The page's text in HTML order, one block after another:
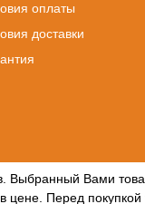
оплаты
доставки
Выбранный Вами
цене. Перед покупкой